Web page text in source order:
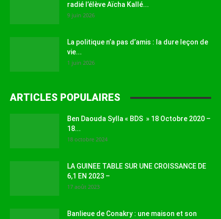
radié l’élève Aïcha Kallé...
9 juin 2026
La politique n’a pas d’amis : la dure leçon de
vie...
1 juin 2026
ARTICLES POPULAIRES
Ben Daouda Sylla « BDS » 18 Octobre 2020 –
18...
18 octobre 2024
LA GUINEE TABLE SUR UNE CROISSANCE DE
6,1 EN 2023 –
17 août 2023
Banlieue de Conakry : une maison et son